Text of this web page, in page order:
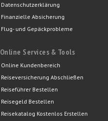
Datenschutzerklärung
Finanzielle Absicherung
Flug- und Gepäckprobleme
Online Services & Tools
Online Kundenbereich
Reiseversicherung Abschließen
Reiseführer Bestellen
Reisegeld Bestellen
Reisekatalog Kostenlos Erstellen